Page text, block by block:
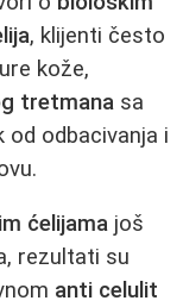
, klijenti često
kože,
tretmana sa
od odbacivanja i
ćelijama još
rezultati su
anti celulit